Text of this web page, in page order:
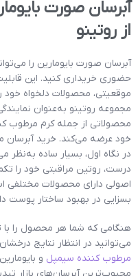
آبرسان صورت
از روتینو
آبرسان صورت بایومارین را
حضوری خریداری کنید. این
موقعیتی، محصولات دلخواه خود
مجموعه روتینو به‌عنوان
محصولاتی از جمله کرم مرطوب
خود عرضه می‌کند. خرید آبرسان
در نگاه اول، بسیار ساده به‌نظر
درست، روتین مراقبتی خود را
اصولی دارای محصولات مختلفی
بسزایی در بهبود ساختار پوست
هنگامی که شما هر محصول را با
می‌توانید در انتظار نتایج
مرطوب کننده سیمپل و